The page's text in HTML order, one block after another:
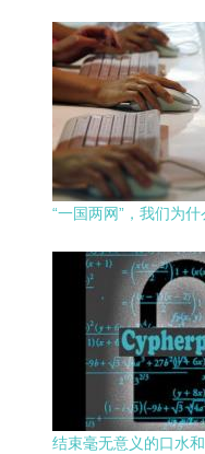
“一国两网”，我们为
结束毫无意义的口水